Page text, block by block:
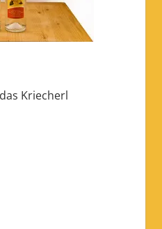
Kriecherl